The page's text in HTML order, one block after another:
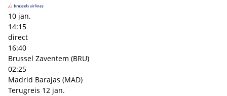
10 jan.
14:15
direct
16:40
Brussel Zaventem (BRU)
02:25
Madrid Barajas (MAD)
Terugreis 12 jan.